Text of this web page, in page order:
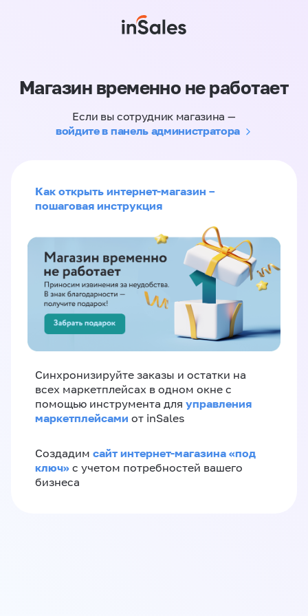
Магазин временно не работает
Если вы сотрудник магазина —
войдите в панель администратора
Как открыть интернет-магазин –
пошаговая инструкция
Синхронизируйте заказы и остатки на
всех маркетплейсах в одном окне с
помощью инструмента для управления
маркетплейсами от inSales
Создадим сайт интернет-магазина «под
ключ» с учетом потребностей вашего
бизнеса